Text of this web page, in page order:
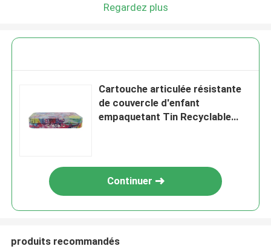
Regardez plus
Cartouche articulée résistante
de couvercle d'enfant
empaquetant Tin Recyclable
Continuer
produits recommandés